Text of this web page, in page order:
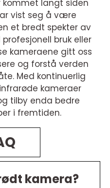
kommet langt siden
vist seg å være
et bredt spekter av
bruk eller
kameraene gitt oss
og forstå verden
Med kontinuerlig
kameraer
tilby enda bedre
i fremtiden.
kamera?